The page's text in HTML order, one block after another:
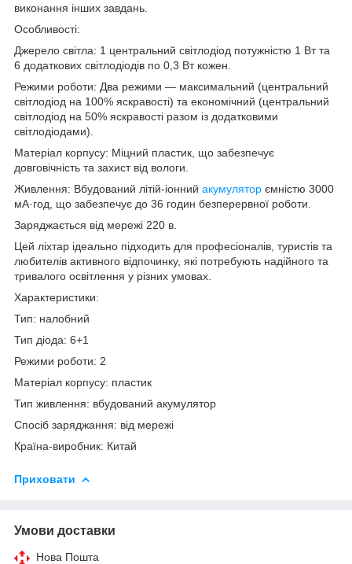
виконання інших завдань.
Особливості:
Джерело світла: 1 центральний світлодіод потужністю 1 Вт та
6 додаткових світлодіодів по 0,3 Вт кожен.
Режими роботи: Два режими — максимальний (центральний
світлодіод на 100% яскравості) та економічний (центральний
світлодіод на 50% яскравості разом із додатковими
світлодіодами).
Матеріал корпусу: Міцний пластик, що забезпечує
довговічність та захист від вологи.
Живлення: Вбудований літій-іонний акумулятор ємністю 3000
мА·год, що забезпечує до 36 годин безперервної роботи.
Заряджається від мережі 220 в.
Цей ліхтар ідеально підходить для професіоналів, туристів та
любителів активного відпочинку, які потребують надійного та
тривалого освітлення у різних умовах.
Характеристики:
Тип: налобний
Тип діода: 6+1
Режими роботи: 2
Матеріал корпусу: пластик
Тип живлення: вбудований акумулятор
Спосіб заряджання: від мережі
Країна-виробник: Китай
Приховати
Умови доставки
Нова Пошта